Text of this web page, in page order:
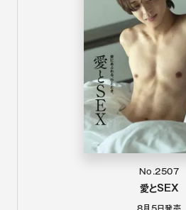
No.2507
愛とSEX